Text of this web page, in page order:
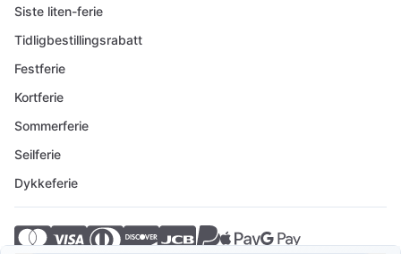
Siste liten-ferie
Tidligbestillingsrabatt
Festferie
Kortferie
Sommerferie
Seilferie
Dykkeferie